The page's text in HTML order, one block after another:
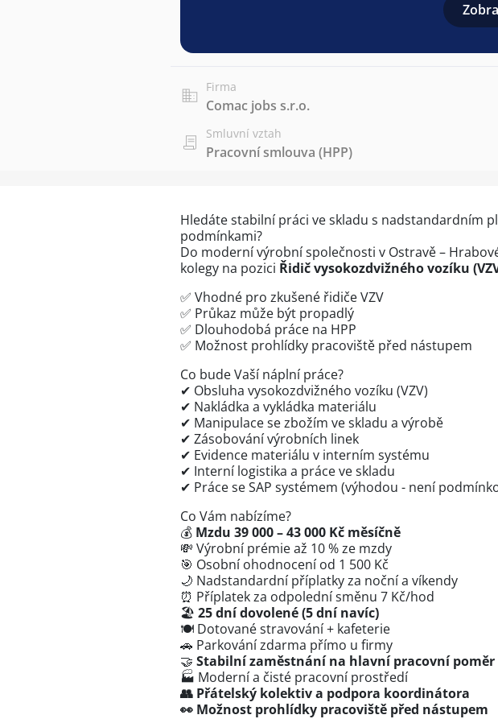
Firma
Comac jobs s.r.o.
Smluvní vztah
Pracovní smlouva (HPP)
Hledáte stabilní práci ve skladu s nadstandardním
podmínkami?
Do moderní výrobní společnosti v Ostravě –
kolegy na pozici Řidič vysokozdvižného vozíku
✅ Vhodné pro zkušené řidiče VZV
✅ Průkaz může být propadlý
✅ Dlouhodobá práce na HPP
✅ Možnost prohlídky pracoviště před nástupem
Co bude Vaší náplní práce?
✔ Obsluha vysokozdvižného vozíku (VZV)
✔ Nakládka a vykládka materiálu
✔ Manipulace se zbožím ve skladu a výrobě
✔ Zásobování výrobních linek
✔ Evidence materiálu v interním systému
✔ Interní logistika a práce ve skladu
✔ Práce se SAP systémem (výhodou - není
Co Vám nabízíme?
💰 Mzdu 39 000 – 43 000 Kč měsíčně
💸 Výrobní prémie až 10 % ze mzdy
🎯 Osobní ohodnocení od 1 500 Kč
🌙 Nadstandardní příplatky za noční a víkendy
⏰ Příplatek za odpolední směnu 7 Kč/hod
🏖 25 dní dovolené (5 dní navíc)
🍽 Dotované stravování + kafeterie
🚗 Parkování zdarma přímo u firmy
🤝 Stabilní zaměstnání na hlavní pracovní poměr
🏭 Moderní a čisté pracovní prostředí
👥 Přátelský kolektiv a podpora koordinátora
👀 Možnost prohlídky pracoviště před nástupem